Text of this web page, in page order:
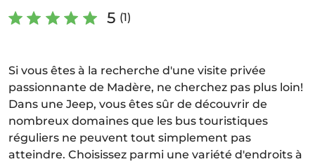
5 (1)
Si vous êtes à la recherche d'une visite privée
passionnante de Madère, ne cherchez pas plus loin!
Dans une Jeep, vous êtes sûr de découvrir de
nombreux domaines que les bus touristiques
réguliers ne peuvent tout simplement pas
atteindre. Choisissez parmi une variété d'endroits à